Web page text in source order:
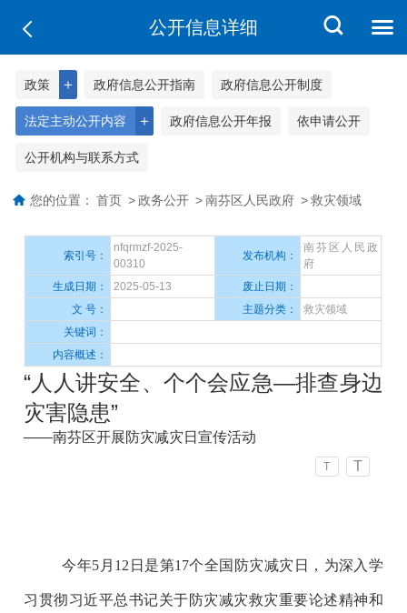
公开信息详细
＋
政策 政府信息公开指南 政府信息公开制度
＋
法定主动公开内容 政府信息公开年报 依申请公开
公开机构与联系方式
您的位置： 首页 > 政务公开 > 南芬区人民政府 > 救灾领域
索引号：
nfqrmzf-2025-
00310
发布机构：
南芬区人民政
府
生成日期：
2025-05-13
废止日期：
文 号：
主题分类：
救灾领域
关键词：
内容概述：
“人人讲安全、个个会应急—排查身边
灾害隐患”
——南芬区开展防灾减灾日宣传活动
T T
今年5月12日是第17个全国防灾减灾日，为深入学
习贯彻习近平总书记关于防灾减灾救灾重要论述精神和